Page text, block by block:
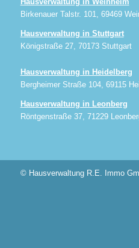
Birkenauer Talstr. 101, 69469
Hausverwaltung in Stuttgart
Königstraße 27, 70173 Stuttgart
Hausverwaltung in Heidelberg
Bergheimer Straße 104, 69115
Hausverwaltung in Leonberg
Röntgenstraße 37, 71229
© Hausverwaltung R.E. Immo